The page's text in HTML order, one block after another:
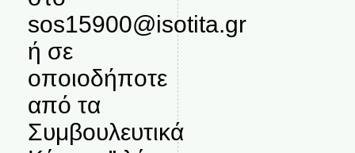
sos15900@isotita.gr
ή σε
οποιοδήποτε
από τα
Συμβουλευτικά